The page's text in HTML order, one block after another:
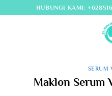
to
HUBUNGI KAMI:
SERUM
Maklon Serum